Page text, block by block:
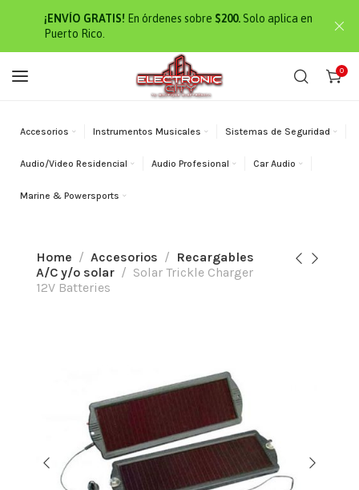
¡ENVÍO GRATIS! En órdenes sobre $200. Solo aplica en
Puerto Rico.
0
Accesorios Instrumentos Musicales Sistemas de Seguridad
Audio/Video Residencial Audio Profesional Car Audio
Marine & Powersports
Home Accesorios
Recargables
A/C y/o solar
Solar Trickle Charger
12V Batteries